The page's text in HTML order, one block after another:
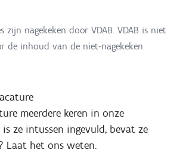
zijn nagekeken door VDAB. VDAB is niet
de inhoud van de niet-nagekeken
meerdere keren in onze
ze intussen ingevuld, bevat ze
Laat het ons weten.